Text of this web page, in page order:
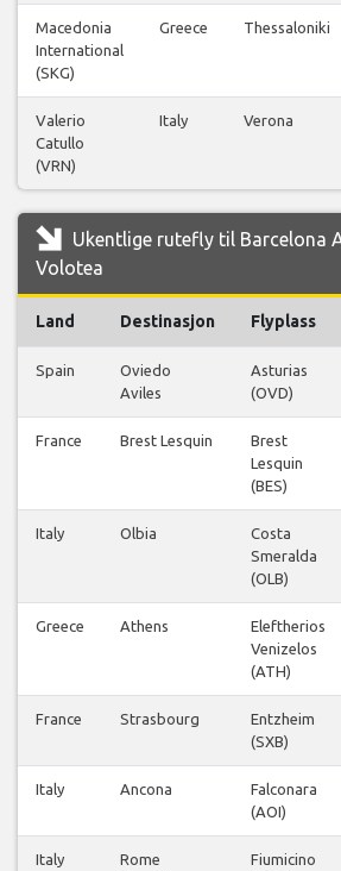
Macedonia
International
(SKG)
Greece Thessaloniki
Valerio
Catullo
(VRN)
Italy Verona
Ukentlige rutefly til Barcelona
Volotea
Land Destinasjon Flyplass
Spain
Oviedo
Aviles
Asturias
(OVD)
France Brest Lesquin
Brest
Lesquin
(BES)
Italy Olbia
Costa
Smeralda
(OLB)
Greece Athens
Eleftherios
Venizelos
(ATH)
France Strasbourg
Entzheim
(SXB)
Italy Ancona
Falconara
(AOI)
Italy
Rome
Fiumicino